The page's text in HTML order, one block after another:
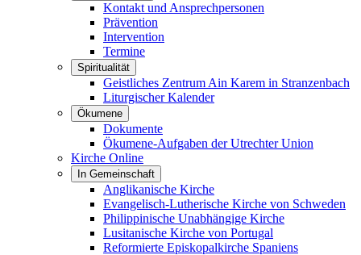
Kontakt und Ansprechpersonen
Prävention
Intervention
Termine
Spiritualität
Geistliches Zentrum Ain Karem in Stranzenbach
Liturgischer Kalender
Ökumene
Dokumente
Ökumene-Aufgaben der Utrechter Union
Kirche Online
In Gemeinschaft
Anglikanische Kirche
Evangelisch-Lutherische Kirche von Schweden
Philippinische Unabhängige Kirche
Lusitanische Kirche von Portugal
Reformierte Episkopalkirche Spaniens